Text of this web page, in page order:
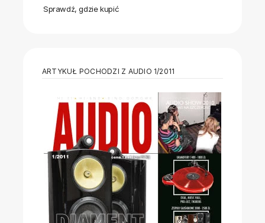
Sprawdź, gdzie kupić
ARTYKUŁ POCHODZI Z AUDIO 1/2011